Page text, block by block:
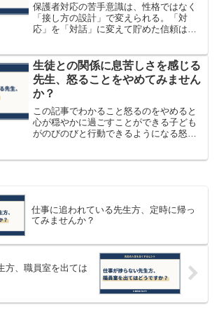
保護者対応の苦手意識は、性格ではなく
「接し方の設計」で変えられる。「対
応」を「対話」に変えて貯めた信頼は、
生徒との関係に息苦しさを感じる
先生、怒ることをやめてみません
か？
この記事でわかること怒るのをやめると
心が穏やかに過ごすことができる子ども
がのびのびと行動できるようになる怒ら
仕事に追われている先生方、定時に帰っ
てみませんか？
方、職員室を出ては